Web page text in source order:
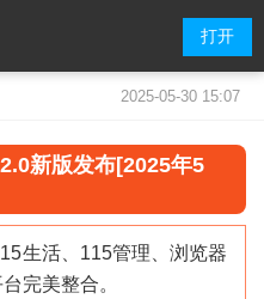
打开
2025-05-30 15:07
新版发布[2025年5
生活、115管理、浏览器
完美整合。